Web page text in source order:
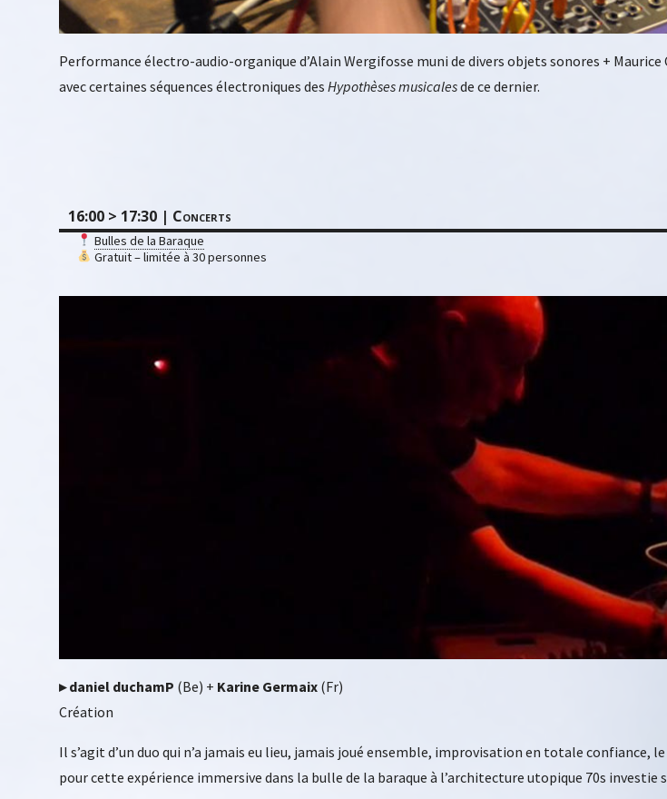
Performance électro-audio-organique d’Alain Wergifosse muni de divers objets sonores +
avec certaines séquences électroniques des Hypothèses musicalesde ce dernier.
16:00 > 17:30 | Concerts
Bulles de la Baraque
Gratuit – limitée à 30 personnes
▸ daniel duchamP (Be) + Karine Germaix (Fr)
Création
Il s’agit d’un duo qui n’a jamais eu lieu, jamais joué ensemble, improvisation en totale
pour cette expérience immersive dans la bulle de la baraque à l’architecture utopique 70s investie